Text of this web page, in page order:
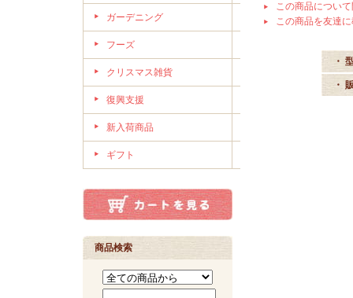
ガーデニング
フーズ
クリスマス雑貨
復興支援
新入荷商品
ギフト
商品検索
この商品につい
この商品を友達
・
・